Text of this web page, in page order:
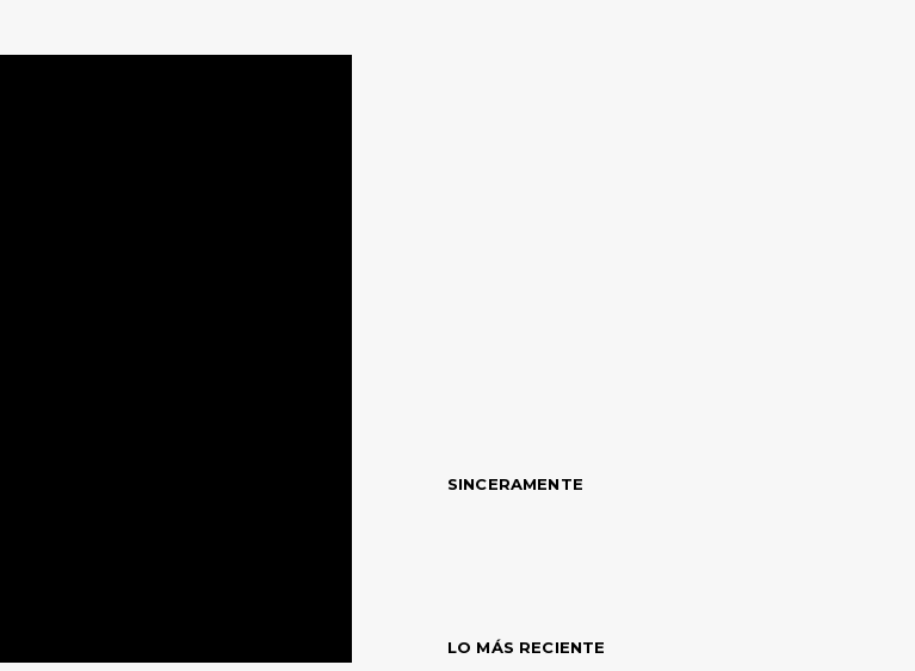
SINCERAMENTE
LO MÁS RECIENTE